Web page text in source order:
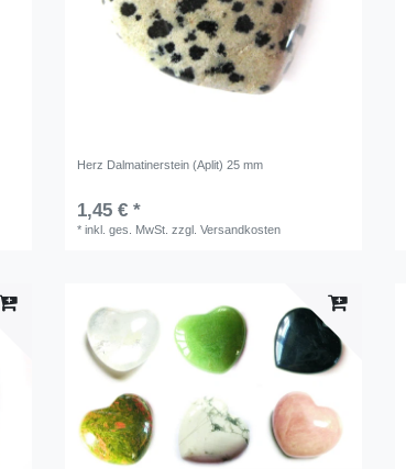
Herz Dalmatinerstein (Aplit) 25 mm
1,45 € *
*inkl. ges. MwSt. zzgl.Versandkosten